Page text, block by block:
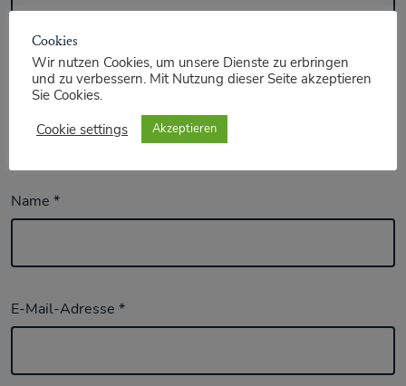
Name*
E-Mail-Adresse*
Cookies
Wir nutzen Cookies, um unsere Dienste zu erbringen
und zu verbessern. Mit Nutzung dieser Seite akzeptieren
Sie Cookies.
Cookie settings
Akzeptieren